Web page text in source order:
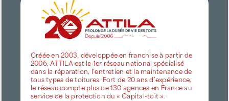
Créée en 2003, développée en franchise à partir de
2006, ATTILA est le 1er réseau national spécialisé
dans la réparation, l’entretien et la maintenance de
tous types de toitures. Fort de 20 ans d’expérience,
le réseau compte plus de 130 agences en France au
service de la protection du « Capital-toit ».